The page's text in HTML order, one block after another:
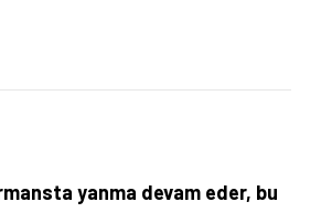
yanma devam eder, bu